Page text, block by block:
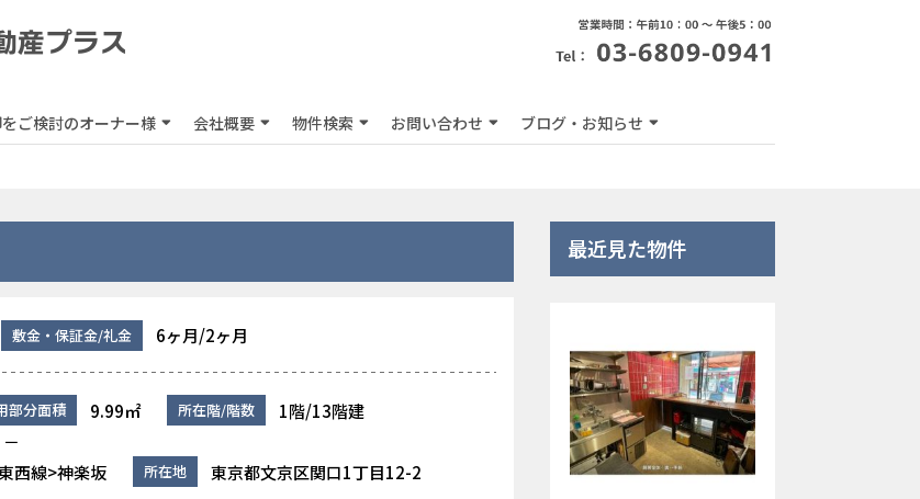
ご検討のオーナー様 会社概要 物件検索 お問い合わせ ブログ・お知らせ
敷金・保証金/礼金 6ヶ月/2ヶ月
部分面積 9.99㎡ 所在階/階数 1階/13階建
－
西線>神楽坂 所在地 東京都文京区関口1丁目12-2
最近見た物件